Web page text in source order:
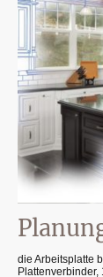
die Arbeitsplatte
Plattenverbinder,